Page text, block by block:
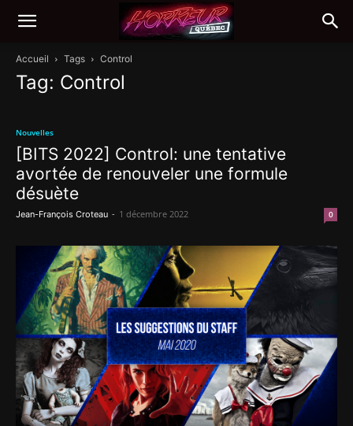
Accueil Tags Control
Tag: Control
Nouvelles
[BITS 2022] Control: une tentative
avortée de renouveler une formule
désuète
Jean-François Croteau - 1 décembre 2022 0